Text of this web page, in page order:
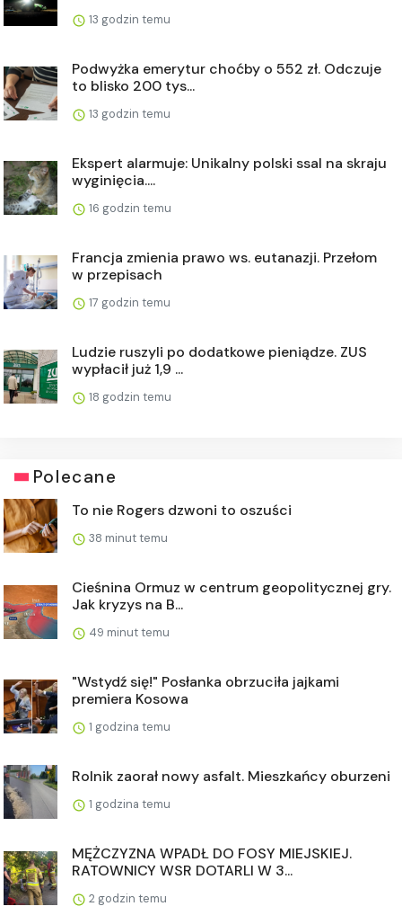
13 godzin temu
Podwyżka emerytur choćby o 552 zł. Odczuje
to blisko 200 tys...
13 godzin temu
Ekspert alarmuje: Unikalny polski ssal na skraju
wyginięcia....
16 godzin temu
Francja zmienia prawo ws. eutanazji. Przełom
w przepisach
17 godzin temu
Ludzie ruszyli po dodatkowe pieniądze. ZUS
wypłacił już 1,9 ...
18 godzin temu
Polecane
To nie Rogers dzwoni to oszuści
38 minut temu
Cieśnina Ormuz w centrum geopolitycznej gry.
Jak kryzys na B...
49 minut temu
"Wstydź się!" Posłanka obrzuciła jajkami
premiera Kosowa
1 godzina temu
Rolnik zaorał nowy asfalt. Mieszkańcy oburzeni
1 godzina temu
MĘŻCZYZNA WPADŁ DO FOSY MIEJSKIEJ.
RATOWNICY WSR DOTARLI W 3...
2 godzin temu